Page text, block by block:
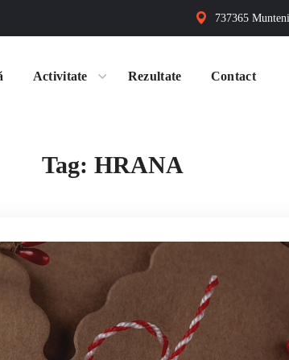
737365
Activitate Rezultate Contact
Tag: HRANA